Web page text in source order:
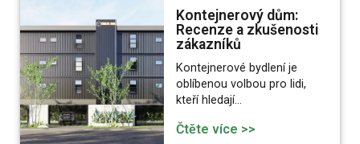
Kontejnerový dům:
Recenze a zkušenosti
zákazníků
Kontejnerové bydlení je
oblíbenou volbou pro lidi,
kteří hledají…
Čtěte více >>